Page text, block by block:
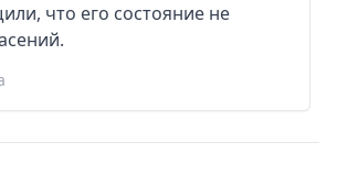
что его состояние не